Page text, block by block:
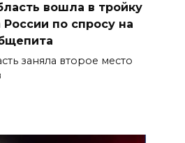
вошла в тройку
по спросу на
заняла второе место